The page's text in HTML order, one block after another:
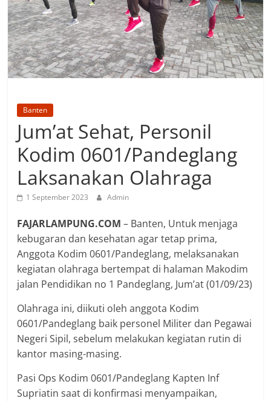
Banten
Jum’at Sehat, Personil
Kodim 0601/Pandeglang
Laksanakan Olahraga
1 September 2023 Admin
FAJARLAMPUNG.COM– Banten, Untuk menjaga
kebugaran dan kesehatan agar tetap prima,
Anggota Kodim 0601/Pandeglang, melaksanakan
kegiatan olahraga bertempat di halaman Makodim
jalan Pendidikan no 1 Pandeglang, Jum’at (01/09/23)
Olahraga ini, diikuti oleh anggota Kodim
0601/Pandeglang baik personel Militer dan Pegawai
Negeri Sipil, sebelum melakukan kegiatan rutin di
kantor masing-masing.
Pasi Ops Kodim 0601/Pandeglang Kapten Inf
Supriatin saat di konfirmasi menyampaikan,